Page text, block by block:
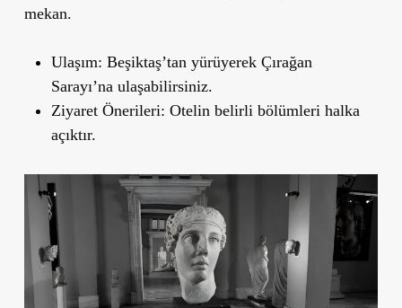
mekan.
Ulaşım: Beşiktaş’tan yürüyerek Çırağan
Sarayı’na ulaşabilirsiniz.
Ziyaret Önerileri: Otelin belirli bölümleri halka
açıktır.